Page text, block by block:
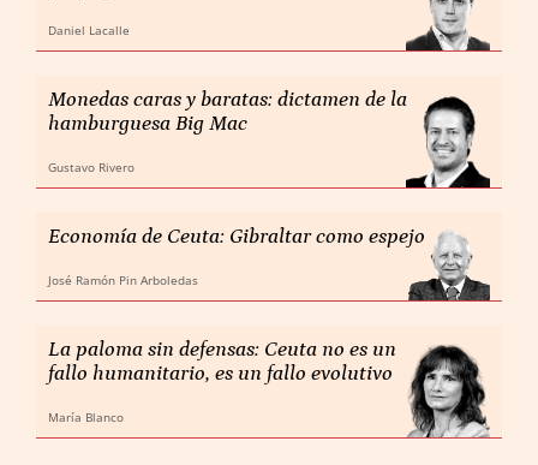
Daniel Lacalle
Monedas caras y baratas: dictamen de la
hamburguesa Big Mac
Gustavo Rivero
Economía de Ceuta: Gibraltar como espejo
José Ramón Pin Arboledas
La paloma sin defensas: Ceuta no es un
fallo humanitario, es un fallo evolutivo
María Blanco